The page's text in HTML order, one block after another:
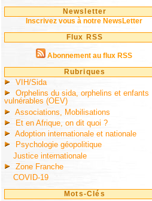
Newsletter
Inscrivez vous à notre NewsLetter
Flux RSS
Abonnement au flux RSS
Rubriques
VIH/Sida
Orphelins du sida, orphelins et enfants
vulnérables (OEV)
Associations, Mobilisations
Et en Afrique, on dit quoi ?
Adoption internationale et nationale
Psychologie géopolitique
Justice internationale
Zone Franche
COVID-19
Mots-Clés